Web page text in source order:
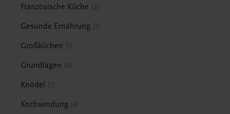
Französische Küche 2
Gesunde Ernährung 1
Großküchen 1
Grundlagen 6
Knödel 1
Kochsendung 4